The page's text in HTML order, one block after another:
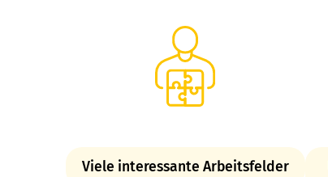
Viele interessante Arbeitsfelder